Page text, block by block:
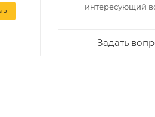
интересующий
Задать